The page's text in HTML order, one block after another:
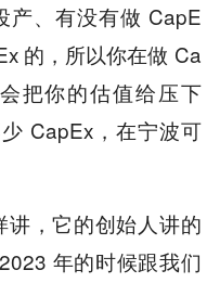
产、有没有做 CapE
的，所以你在做 Ca
把你的估值给压下
CapEx，在宁波可
，它的创始人讲的
年的时候跟我们